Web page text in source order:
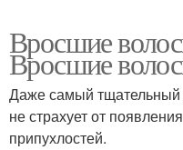
Вросшие
Вросшие
Даже самый тщательный
не страхует от
припухлостей.